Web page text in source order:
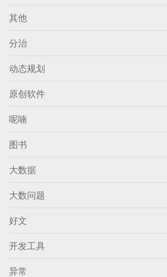
其他
分治
动态规划
原创软件
呢喃
图书
大数据
大数问题
好文
开发工具
异常